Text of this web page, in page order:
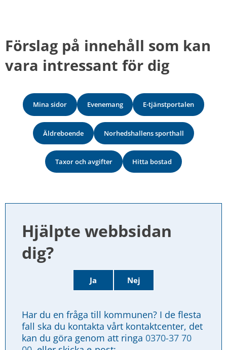
Förslag på innehåll som kan
vara intressant för dig
Mina sidor Evenemang E-tjänstportalen
Äldreboende Norhedshallens sporthall
Taxor och avgifter Hitta bostad
Hjälpte webbsidan
dig?
Ja Nej
Har du en fråga till kommunen? I de flesta
fall ska du kontakta vårt kontaktcenter, det
kan du göra genom att ringa 0370-37 70